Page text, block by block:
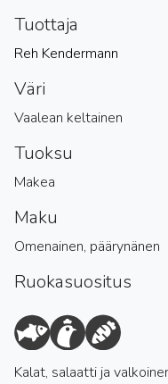
Tuottaja
Reh Kendermann
Väri
Vaalean keltainen
Tuoksu
Makea
Maku
Omenainen, päärynänen
Ruokasuositus
Kalat, salaatti ja